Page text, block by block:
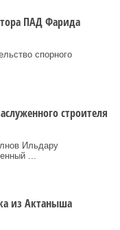
ПАД Фарида
спорного
строителя
Ильдару
...
из Актаныша